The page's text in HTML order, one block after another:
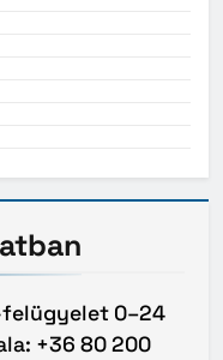
0–24
+36 80 200